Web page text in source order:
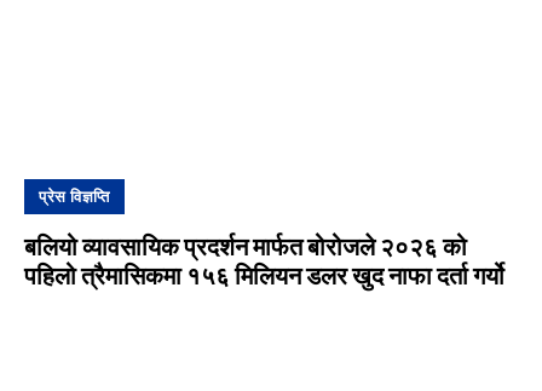
प्रेस विज्ञप्ति
बलियो व्यावसायिक प्रदर्शन मार्फत बोरोजले २०२६ को
पहिलो त्रैमासिकमा १५६ मिलियन डलर खुद नाफा दर्ता गर्यो